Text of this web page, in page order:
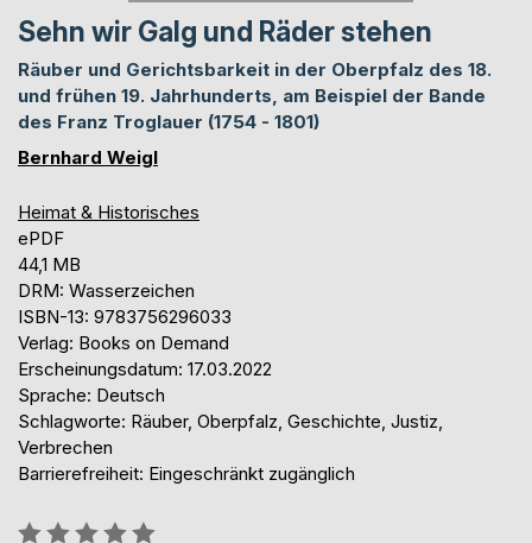
Sehn wir Galg und Räder stehen
Räuber und Gerichtsbarkeit in der Oberpfalz des 18.
und frühen 19. Jahrhunderts, am Beispiel der Bande
des Franz Troglauer (1754 - 1801)
Bernhard Weigl
Heimat & Historisches
ePDF
44,1 MB
DRM: Wasserzeichen
ISBN-13: 9783756296033
Verlag: Books on Demand
Erscheinungsdatum: 17.03.2022
Sprache: Deutsch
Schlagworte: Räuber, Oberpfalz, Geschichte, Justiz,
Verbrechen
Barrierefreiheit: Eingeschränkt zugänglich
Bewertung::